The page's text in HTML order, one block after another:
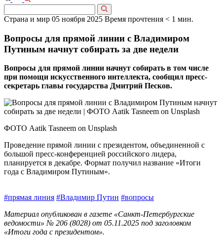
Страна и мир 05 ноября 2025 Время прочтения < 1 мин.
Вопросы для прямой линии с Владимиром
Путиным начнут собирать за две недели
Вопросы для прямой линии начнут собирать в том числе
при помощи искусственного интеллекта, сообщил пресс-
секретарь главы государства Дмитрий Песков.
ФОТО Aatik Tasneem on Unsplash
Проведение прямой линии с президентом, объединенной с
большой пресс-конференцией российского лидера,
планируется в декабре. Формат получил название «Итоги
года с Владимиром Путиным».
#прямая линия #Владимир Путин #вопросы
Материал опубликован в газете «Санкт-Петербургские
ведомости» № 206 (8028) от 05.11.2025 под заголовком
«Итоги года с президентом».